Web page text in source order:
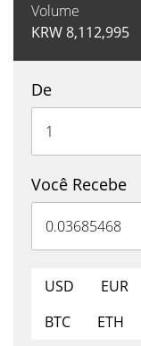
Volume
KRW8,112,995
De
Você Recebe
USD EUR
BTC
ETH